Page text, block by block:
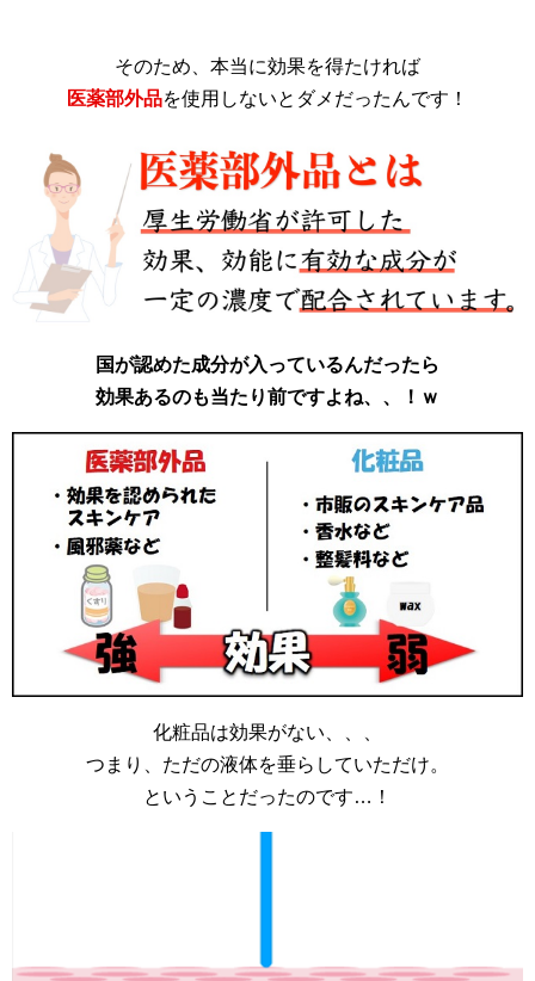
そのため、本当に効果を得たければ
医薬部外品を使用しないとダメだったんです！
国が認めた成分が入っているんだったら
効果あるのも当たり前ですよね、、！ｗ
化粧品は効果がない、、、
つまり、ただの液体を垂らしていただけ。
ということだったのです…！